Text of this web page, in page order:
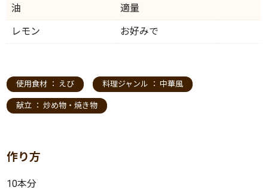
油 適量
レモン お好みで
使用食材 ： えび 料理ジャンル ：中華風
献立 ：炒め物・焼き物
作り方
10本分